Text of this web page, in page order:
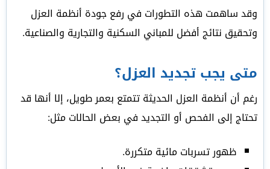
وقد ساهمت هذه التطورات في رفع جودة أنظمة العزل
وتحقيق نتائج أفضل للمباني السكنية والتجارية والصناعية.
متى يجب تجديد العزل؟
رغم أن أنظمة العزل الحديثة تتمتع بعمر طويل، إلا أنها قد
تحتاج إلى الفحص أو التجديد في بعض الحالات مثل:
ظهور تسربات مائية متكررة.